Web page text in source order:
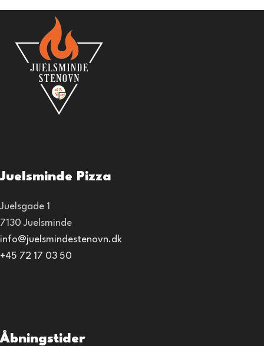
Juelsminde Pizza
Juelsgade 1
7130 Juelsminde
info@juelsmindestenovn.dk
+45 72 17 03 50
Åbningstider